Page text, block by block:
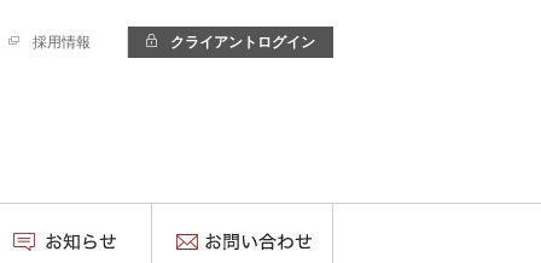
採用情報 クライアントログイン